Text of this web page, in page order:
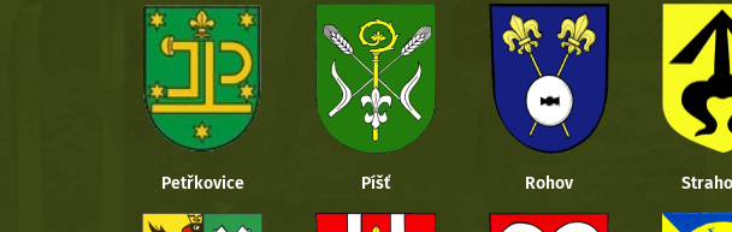
Petřkovice Píšť Rohov